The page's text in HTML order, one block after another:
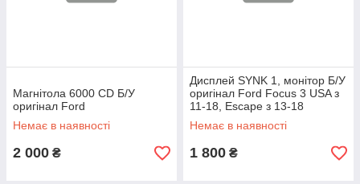
Магнітола 6000 CD Б/У
оригінал Ford
Немає в наявності
2 000 ₴
Дисплей SYNK 1, монітор Б/У
оригінал Ford Focus 3 USA з
11-18, Escape з 13-18
Немає в наявності
1 800 ₴